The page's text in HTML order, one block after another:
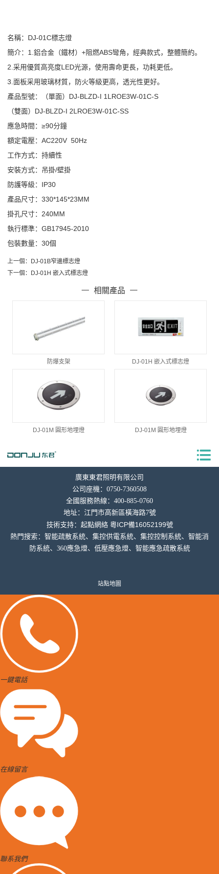
名稱：DJ-01C標志燈
簡介：1.鋁合金（鐵材）+阻燃ABS彎角，經典款式，整體簡約。
2.采用優質高亮度LED光源，使用壽命更長，功耗更低。
3.面板采用玻璃材質，防火等級更高，透光性更好。
產品型號：（單面）DJ-BLZD-I 1LROE3W-01C-S
（雙面）DJ-BLZD-I 2LROE3W-01C-SS
應急時間：≥90分鐘
額定電壓：AC220V 50Hz
工作方式：持續性
安裝方式：吊掛/壁掛
防護等級：IP30
產品尺寸：330*145*23MM
掛孔尺寸：240MM
執行標準：GB17945-2010
包裝數量：30個
上一個： DJ-01B窄邊標志燈
下一個： DJ-01H 嵌入式標志燈
相關產品
防爆支架 DJ-01H 嵌入式標志燈
DJ-01M 圓形地埋燈 DJ-01M 圓形地埋燈
廣東東君照明有限公司
公司座機：0750-7360508
全國服務熱線：400-885-0760
地址： 江門市高新區橫海路7號
技術支持： 起點網絡 粵ICP備16052199號
熱門搜索：智能疏散系統、集控供電系統、集控控制系統、智能消
防系統、360應急燈、低壓應急燈、智能應急疏散系統
站點地圖
一鍵電話
在線留言
聯系我們